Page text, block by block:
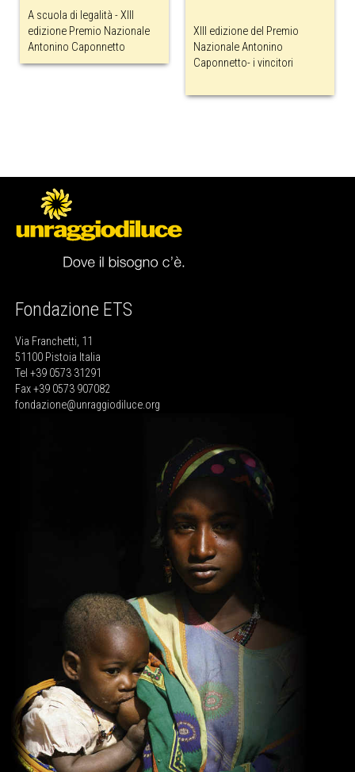
A scuola di legalità - XIII
edizione Premio Nazionale
Antonino Caponnetto
XIII edizione del Premio
Nazionale Antonino
Caponnetto- i vincitori
Fondazione ETS
Via Franchetti, 11
51100 Pistoia Italia
Tel +39 0573 31291
Fax +39 0573 907082
fondazione@unraggiodiluce.org